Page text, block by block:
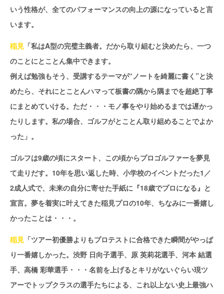
いう性格が、全てのパフォーマンスの向上の源になっていると言
います。
稲見 「私はA型の完璧主義者。だから取り組むと決めたら、一つ
のことにとことん集中できます。
例えば勉強もそう、受講するテーマが“ノートを綺麗に書く”と決
めたら、それにとことんハマって板書の隅から隅までを超絶丁寧
にまとめていける。ただ・・・モノ事をやり始めるまでは遅かっ
たりします。私の場合、ゴルフがとことん取り組めることでよか
った」。
ゴルフは9歳の頃にスタート、この頃からプロゴルファーを夢見
て走りだす。10年を思い返した時、小学校のイベントだった1／
2成人式で、未来の自分に寄せた手紙に『18歳でプロになる』と
宣言。夢を着実に叶えてきた稲見プロの10年、ちなみに一番嬉し
かったことは・・・。
稲見 「ツアー初優勝よりもプロテストに合格できた瞬間がやっぱ
り一番嬉しかった。渋野 日向子選手、原 英莉花選手、河本 結選
手、高橋 彩華選手・・・名前を上げるとキリがないぐらい現ツ
アーでトップクラスの選手たちによる、これ以上ない史上最強ハ